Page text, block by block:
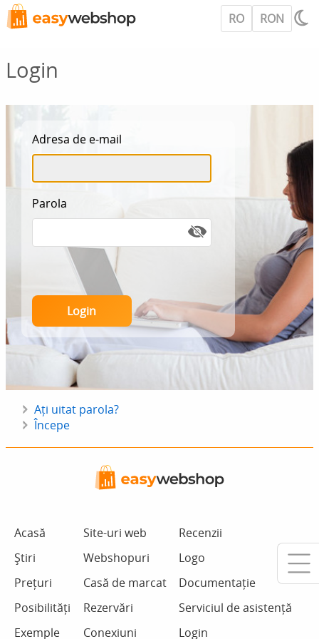
RO RON
Login
Adresa de e-mail
Parola
Ați uitat parola?
Începe
Acasă
Știri
Prețuri
Posibilități
Exemple
Site-uri web
Webshopuri
Casă de marcat
Rezervări
Conexiuni
Recenzii
Logo
Documentație
Serviciul de asistență
Login